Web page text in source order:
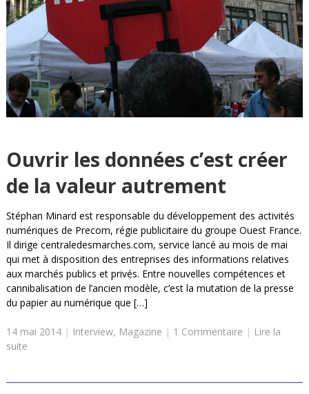
Ouvrir les données c’est créer
de la valeur autrement
Stéphan Minard est responsable du développement des activités
numériques de Precom, régie publicitaire du groupe Ouest France.
Il dirige centraledesmarches.com, service lancé au mois de mai
qui met à disposition des entreprises des informations relatives
aux marchés publics et privés. Entre nouvelles compétences et
cannibalisation de l’ancien modèle, c’est la mutation de la presse
du papier au numérique que […]
14 mai 2014| Interview, Magazine | 1 Commentaire | Lire la
suite